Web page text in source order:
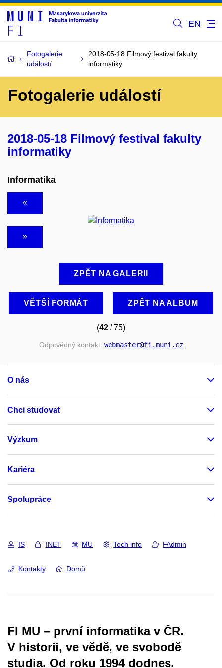
EN
Fotogalerie
událostí
2018-05-18 Filmový festival fakulty
informatiky
Fotogalerie událostí
2018-05-18 Filmový festival fakulty
informatiky
Informatika
ZPĚT NA GALERII
VĚTŠÍ FORMÁT ZPĚT NA ALBUM
(42 / 75)
Odpovědný kontakt: webmaster@fi.muni.cz
O nás
Chci studovat
Výzkum
Kariéra
Spolupráce
IS INET MU Tech info FAdmin
Kontakty Domů
FI MU – první informatika v ČR.
V historii, ve vědě, ve svobodě
studia. Od roku 1994 dodnes.